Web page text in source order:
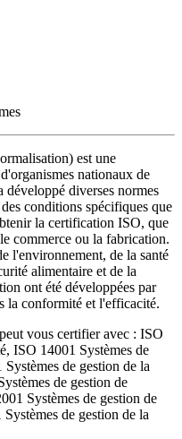
est une
nationaux de
développé diverses normes
conditions spécifiques que
la certification ISO, que
commerce ou la fabrication.
l'environnement, de la santé
alimentaire et de la
ont été développées par
la conformité et l'efficacité.
vous certifier avec : ISO
ISO 14001 Systèmes de
de gestion de la
de gestion de
Systèmes de gestion de
de gestion de la